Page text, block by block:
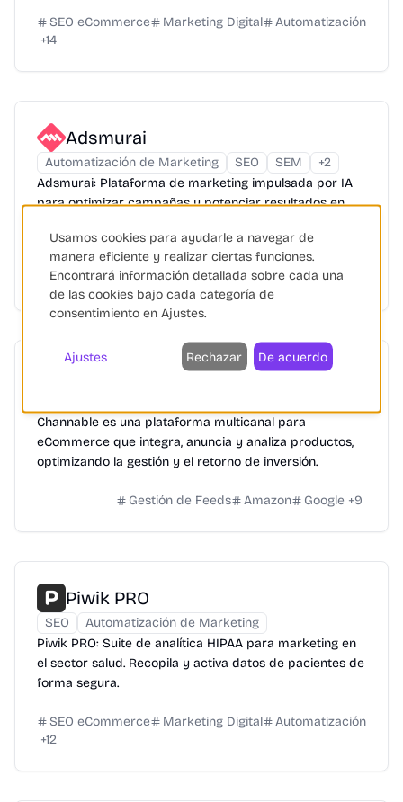
SEO eCommerce Marketing Digital
Automatización
+14
Adsmurai
Automatización de Marketing SEO SEM +2
Adsmurai: Plataforma de marketing impulsada por IA
para optimizar campañas y potenciar resultados en
Automatización
Inteligencia Artificial
SEO eCommerce +17
Channable es una plataforma multicanal para
eCommerce que integra, anuncia y analiza productos,
optimizando la gestión y el retorno de inversión.
Gestión de Feeds Amazon Google +9
Piwik PRO
SEO
Automatización de Marketing
Piwik PRO: Suite de analítica HIPAA para marketing en
el sector salud. Recopila y activa datos de pacientes de
forma segura.
SEO eCommerce Marketing Digital
Automatización
+12
Usamos cookies para ayudarle a navegar de
manera eficiente y realizar ciertas funciones.
Encontrará información detallada sobre cada una
de las cookies bajo cada categoría de
consentimiento en Ajustes.
Ajustes Rechazar De acuerdo